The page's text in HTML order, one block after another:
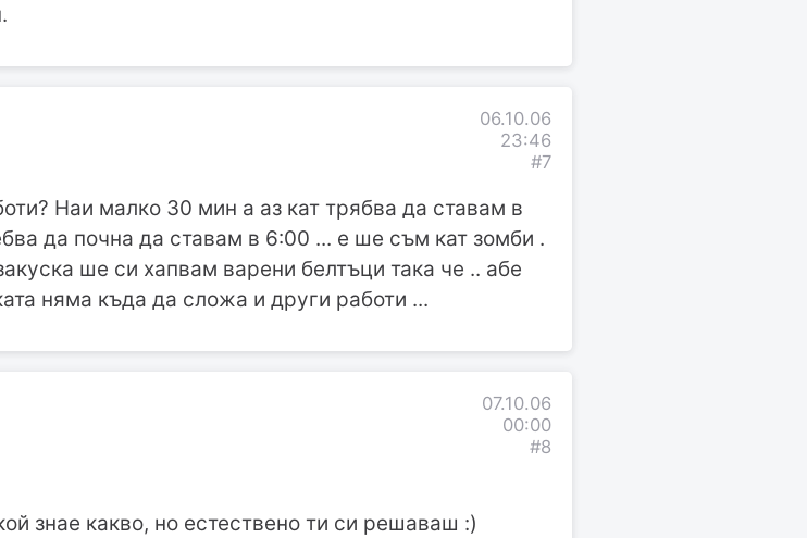
06.10.06
23:46
#7
Наи малко 30 мин а аз кат трябва да ставам в
да почна да ставам в 6:00 ... е ше съм кат зомби .
ше си хапвам варени белтъци така че .. абе
няма къда да сложа и други работи ...
07.10.06
00:00
#8
знае какво, но естествено ти си решаваш :)